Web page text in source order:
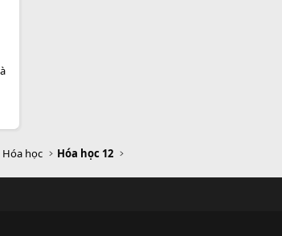
Hóa học Hóa học 12